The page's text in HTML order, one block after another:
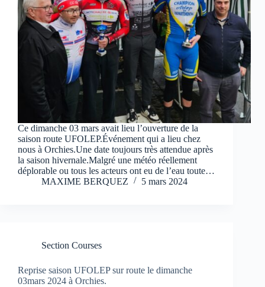
Ce dimanche 03 mars avait lieu l’ouverture de la
saison route UFOLEP.Événement qui a lieu chez
nous à Orchies.Une date toujours très attendue après
la saison hivernale.Malgré une météo réellement
déplorable ou tous les acteurs ont eu de l’eau toute…
MAXIME BERQUEZ
5 mars 2024
Section Courses
Reprise saison UFOLEP sur route le dimanche
03mars 2024 à Orchies.